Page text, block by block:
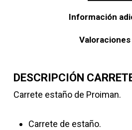
Información
DESCRIPCIÓN
Carrete estaño de Proiman.
Carrete de estaño.